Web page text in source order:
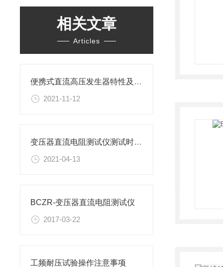
相关文章
Articles
便携式直流高压发生器特性及技术参数
2021-11-12
变压器直流电阻测试仪测试时电流选择多大的才合适呢
2021-04-13
BCZR-变压器直流电阻测试仪
2017-03-22
工频耐压试验操作注意事项